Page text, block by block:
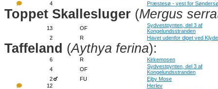
4 Præstesø - vest for
Toppet Skallesluger (Mergus
13 OF
Sydvestpynten, del 3 af
Kongelundsstranden
2
R Havet udenfor diget ved
Taffeland (Aythya ferina):
6 R
Kirkemosen
4
OF
Sydvestpynten, del 3 af
Kongelundsstranden
2
FU
Ejby Mose
12
Herlev